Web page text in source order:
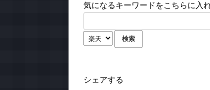
気になるキーワードをこちらに入
シェアする